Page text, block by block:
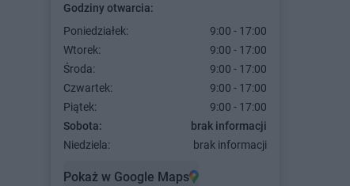
Godziny otwarcia:
Poniedziałek:
9:00 - 17:00
Wtorek:
9:00 - 17:00
Środa:
9:00 - 17:00
Czwartek:
9:00 - 17:00
Piątek:
9:00 - 17:00
Sobota:
brak informacji
Niedziela:
brak informacji
Pokaż w Google Maps